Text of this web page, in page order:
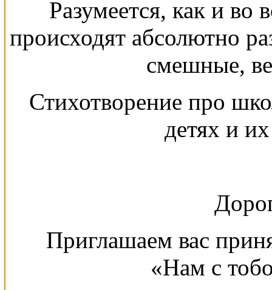
Разумеется, как и во
происходят абсолютно
смешные,
Стихотворение про
детях и
Приглашаем вас
«Нам с